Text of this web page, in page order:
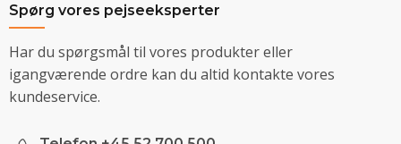
Spørg vores pejseeksperter
Har du spørgsmål til vores produkter eller
igangværende ordre kan du altid kontakte vores
kundeservice.